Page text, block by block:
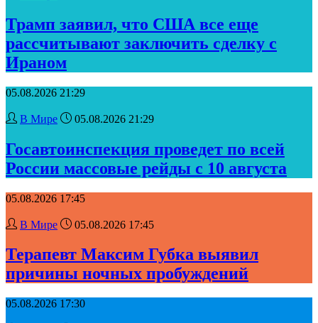
Трамп заявил, что США все еще
рассчитывают заключить сделку с
Ираном
05.08.2026 21:29
В Мире 05.08.2026 21:29
Госавтоинспекция проведет по всей
России массовые рейды с 10 августа
05.08.2026 17:45
В Мире 05.08.2026 17:45
Терапевт Максим Губка выявил
причины ночных пробуждений
05.08.2026 17:30